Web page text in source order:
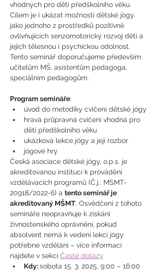
vhodných pro děti předškolního věku.
Cílem je i ukázat možnosti dětské jógy,
jako jednoho z prostředků pozitivně
ovlivňujících senzomotorický rozvoj dětí a
jejich tělesnou i psychickou odolnost.
Tento seminář doporučujeme především
učitelům MŠ, asistentům pedagoga,
speciálním pedagogům.
Program semináře:
úvod do metodiky cvičení dětské jógy
hravá průpravná cvičení vhodná pro
děti předškolního věku
ukázková lekce jógy a její rozbor
jógové hry
Česká asociace dětské jógy, o.p.s. je
akreditovanou institucí k provádění
vzdělávacích programů (Č.j.: MSMT-
20918/2022-6) a tento seminář je
akreditovaný MŠMT. Osvědčení z tohoto
semináře neopravňuje k získání
živnostenského oprávnění, pokud
absolvent nemá k vedení lekcí jógy
potřebné vzdělání – více informací
najdete v sekci Časté dotazy
Kdy: sobota 15. 3. 2025, 9:00 – 16:00